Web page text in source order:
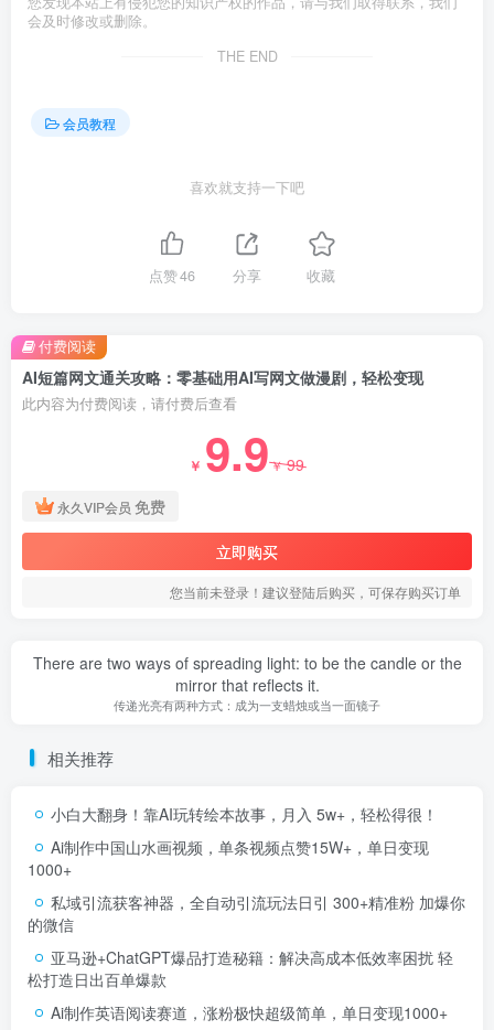
会及时修改或删除。
THE END
会员教程
喜欢就支持一下吧
点赞46 分享 收藏
AI短篇网文通关攻略：零基础用AI写网文做漫剧，轻松变现
此内容为付费阅读，请付费后查看
￥ 9.9￥99
永久VIP会员 免费
立即购买
您当前未登录！建议登陆后购买，可保存购买订单
付费阅读
There are two ways of spreading light: to be the candle or the
mirror that reflects it.
传递光亮有两种方式：成为一支蜡烛或当一面镜子
相关推荐
小白大翻身！靠AI玩转绘本故事，月入 5w+，轻松得很！
Ai制作中国山水画视频，单条视频点赞15W+，单日变现
1000+
私域引流获客神器，全自动引流玩法日引 300+精准粉 加爆你
的微信
亚马逊+ChatGPT爆品打造秘籍：解决高成本低效率困扰 轻
松打造日出百单爆款
Ai制作英语阅读赛道，涨粉极快超级简单，单日变现1000+